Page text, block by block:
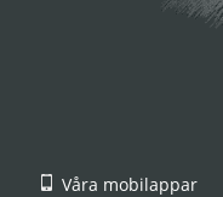
Våra mobilappar